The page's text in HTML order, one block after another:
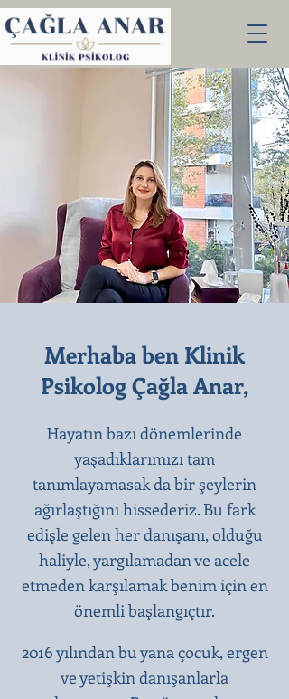
Merhaba ben Klinik
Psikolog Çağla Anar,
Hayatın bazı dönemlerinde
yaşadıklarımızı tam
tanımlayamasak da bir şeylerin
ağırlaştığını hissederiz. Bu fark
edişle gelen her danışanı, olduğu
haliyle, yargılamadan ve acele
etmeden karşılamak benim için en
önemli başlangıçtır.​
2016 yılından bu yana çocuk, ergen
ve yetişkin danışanlarla